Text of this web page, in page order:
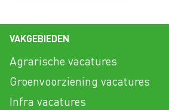
VAKGEBIEDEN
Agrarische vacatures
Groenvoorziening vacatures
Infra vacatures